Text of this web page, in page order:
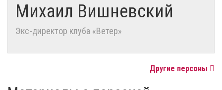
Михаил Вишневский
Экс-директор клуба «Ветер»
Другие персоны